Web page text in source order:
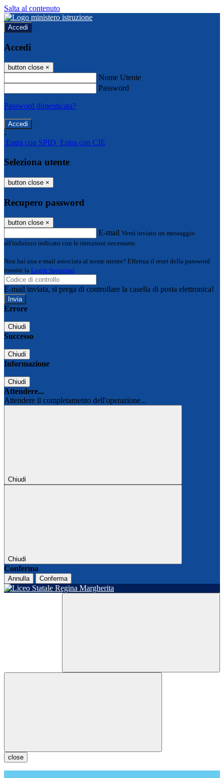
Salta al contenuto
Accedi
Accedi
button close ×
Nome Utente
Password
Password dimenticata?
-
Entra con SPID Entra con CIE
Seleziona utente
button close ×
Recupero password
button close ×
E-mail Verrà inviato un messaggio
all'indirizzo indicato con le istruzioni necessarie.
Non hai una e-mail associata al nome utente? Effettua il reset della password
tramite la Login Spaggiari
E-mail inviata, si prega di controllare la casella di posta elettronica!
Errore
Chiudi
Successo
Chiudi
Informazione
Chiudi
Attendere...
Attendere il completamento dell'operazione...
Chiudi
Chiudi
Conferma
Annulla Conferma
close